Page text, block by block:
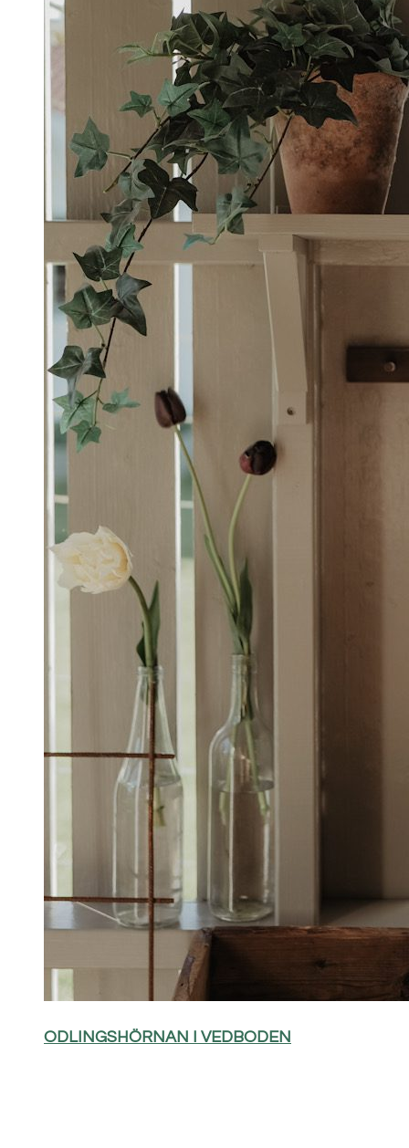
ODLINGSHÖRNAN I VEDBODEN